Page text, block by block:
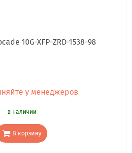
10G-XFP-ZRD-1538-98
у менеджеров
в наличии
В корзину